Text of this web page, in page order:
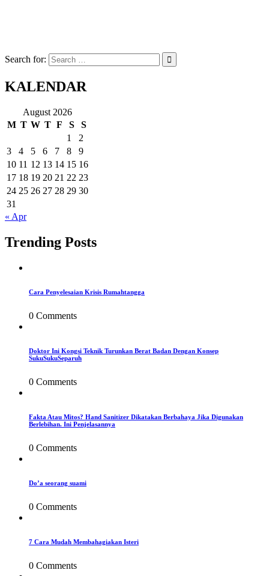
Search for:
KALENDAR
August 2026
M T W T F S
S
1
2
3
4 5 6 7 8
9
10 11 12 13 14 15 16
17 18 19 20 21 22 23
24 25 26 27 28 29 30
31
« Apr
Trending Posts
Cara Penyelesaian Krisis Rumahtangga
0 Comments
Doktor Ini Kongsi Teknik Turunkan Berat Badan Dengan Konsep
SukuSukuSeparuh
0 Comments
Fakta Atau Mitos? Hand Sanitizer Dikatakan Berbahaya Jika Digunakan
Berlebihan. Ini Penjelasannya
0 Comments
Do’a seorang suami
0 Comments
7 Cara Mudah Membahagiakan Isteri
0 Comments